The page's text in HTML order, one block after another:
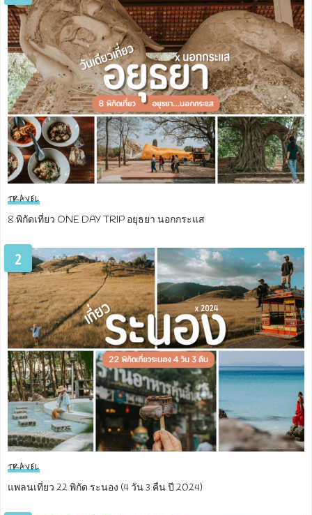
TRAVEL
8 พิกัดเที่ยว ONE DAY TRIP อยุธยา นอกกระแส
2
TRAVEL
แพลนเที่ยว 22 พิกัด ระนอง (4 วัน 3 คืน ปี 2024)